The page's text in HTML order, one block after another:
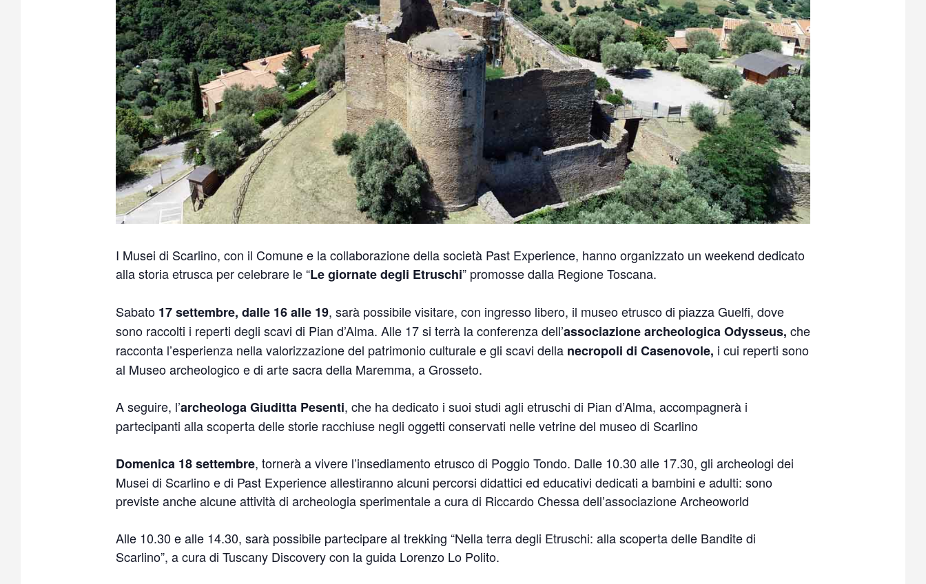
I Musei di Scarlino, con il Comune e la collaborazione della società Past Experience, hanno organizzato un weekend dedicato
alla storia etrusca per celebrare le “Le giornate degli Etruschi” promosse dalla Regione Toscana.
Sabato 17 settembre, dalle 16 alle 19, sarà possibile visitare, con ingresso libero, il museo etrusco di piazza Guelfi, dove
sono raccolti i reperti degli scavi di Pian d’Alma. Alle 17 si terrà la conferenza dell’associazione archeologica Odysseus, che
racconta l’esperienza nella valorizzazione del patrimonio culturale e gli scavi della necropoli di Casenovole, i cui reperti sono
al Museo archeologico e di arte sacra della Maremma, a Grosseto.
A seguire, l’archeologa Giuditta Pesenti, che ha dedicato i suoi studi agli etruschi di Pian d’Alma, accompagnerà i
partecipanti alla scoperta delle storie racchiuse negli oggetti conservati nelle vetrine del museo di Scarlino
Domenica 18 settembre, tornerà a vivere l’insediamento etrusco di Poggio Tondo. Dalle 10.30 alle 17.30, gli archeologi dei
Musei di Scarlino e di Past Experience allestiranno alcuni percorsi didattici ed educativi dedicati a bambini e adulti: sono
previste anche alcune attività di archeologia sperimentale a cura di Riccardo Chessa dell’associazione Archeoworld
Alle 10.30 e alle 14.30, sarà possibile partecipare al trekking “Nella terra degli Etruschi: alla scoperta delle Bandite di
Scarlino”, a cura di Tuscany Discovery con la guida Lorenzo Lo Polito.